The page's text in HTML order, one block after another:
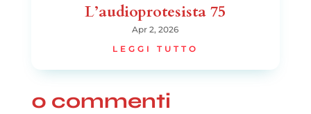
L’audioprotesista 75
Apr 2, 2026
LEGGI TUTTO
0 commenti